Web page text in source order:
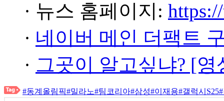
· 뉴스 홈페이지:
· 네이버 메인 더팩트
· 그곳이 알고싶냐? [
#동계올림픽#밀라노#팀코리아#삼성#이재용#갤럭시S25